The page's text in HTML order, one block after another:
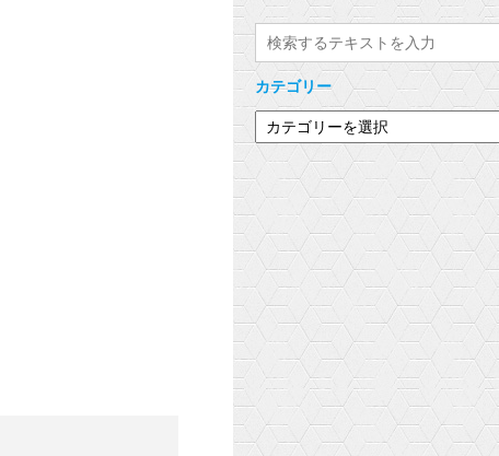
)
ィ
ン
で
き
ま
す
て
T
w
i
t
t
e
で
有
新
し
ィ
ン
で
開
ま
す
o
o
共
有
す
に
ク
ッ
ク
く
だ
(
新
い
ウ
ド
ウ
で
ま
す
カテゴリー
カ
テ
リ
ー